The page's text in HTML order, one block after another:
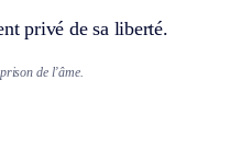
privé de sa liberté.
de l’âme.